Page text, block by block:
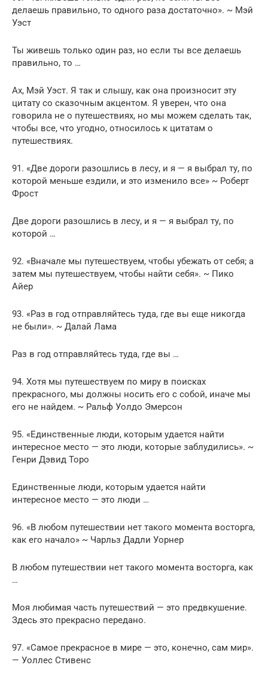
делаешь правильно, то одного раза достаточно». ~ Мэй
Уэст
Ты живешь только один раз, но если ты все делаешь
правильно, то …
Ах, Мэй Уэст. Я так и слышу, как она произносит эту
цитату со сказочным акцентом. Я уверен, что она
говорила не о путешествиях, но мы можем сделать так,
чтобы все, что угодно, относилось к цитатам о
путешествиях.
91. «Две дороги разошлись в лесу, и я — я выбрал ту, по
которой меньше ездили, и это изменило все» ~ Роберт
Фрост
Две дороги разошлись в лесу, и я — я выбрал ту, по
которой …
92. «Вначале мы путешествуем, чтобы убежать от себя; а
затем мы путешествуем, чтобы найти себя». ~ Пико
Айер
93. «Раз в год отправляйтесь туда, где вы еще никогда
не были». ~ Далай Лама
Раз в год отправляйтесь туда, где вы …
94. Хотя мы путешествуем по миру в поисках
прекрасного, мы должны носить его с собой, иначе мы
его не найдем. ~ Ральф Уолдо Эмерсон
95. «Единственные люди, которым удается найти
интересное место — это люди, которые заблудились». ~
Генри Дэвид Торо
Единственные люди, которым удается найти
интересное место — это люди …
96. «В любом путешествии нет такого момента восторга,
как его начало» ~ Чарльз Дадли Уорнер
В любом путешествии нет такого момента восторга, как
…
Моя любимая часть путешествий — это предвкушение.
Здесь это прекрасно передано.
97. «Самое прекрасное в мире — это, конечно, сам мир».
— Уоллес Стивенс